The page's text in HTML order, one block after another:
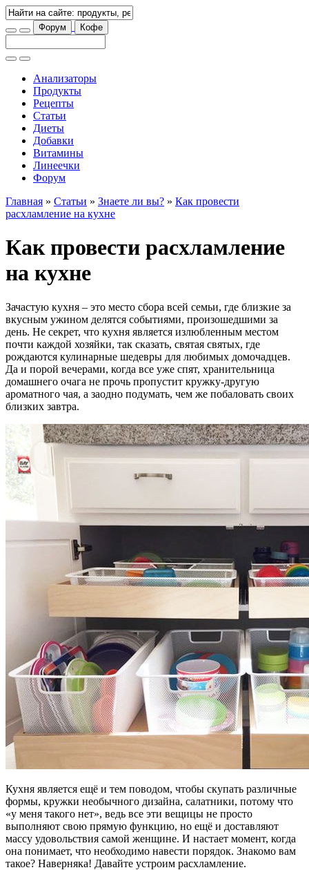
Форум Кофе
Анализаторы
Продукты
Рецепты
Статьи
Диеты
Добавки
Витамины
Линеечки
Форум
Главная » Статьи » Знаете ли вы? » Как провести
расхламление на кухне
Как провести расхламление
на кухне
Зачастую кухня – это место сбора всей семьи, где близкие за
вкусным ужином делятся событиями, произошедшими за
день. Не секрет, что кухня является излюбленным местом
почти каждой хозяйки, так сказать, святая святых, где
рождаются кулинарные шедевры для любимых домочадцев.
Да и порой вечерами, когда все уже спят, хранительница
домашнего очага не прочь пропустит кружку-другую
ароматного чая, а заодно подумать, чем же побаловать своих
близких завтра.
Кухня является ещё и тем поводом, чтобы скупать различные
формы, кружки необычного дизайна, салатники, потому что
«у меня такого нет», ведь все эти вещицы не просто
выполняют свою прямую функцию, но ещё и доставляют
массу удовольствия самой женщине. И настает момент, когда
она понимает, что необходимо навести порядок. Знакомо вам
такое? Наверняка! Давайте устроим расхламление.